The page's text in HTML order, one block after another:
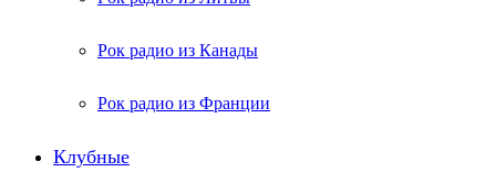
Рок радио из Канады
Рок радио из Франции
Клубные